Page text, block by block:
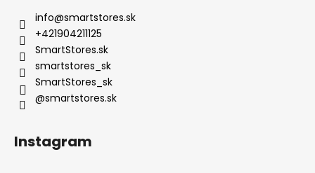
info@smartstores.sk
+421904211125
SmartStores.sk
smartstores_sk
SmartStores_sk
@smartstores.sk
Instagram